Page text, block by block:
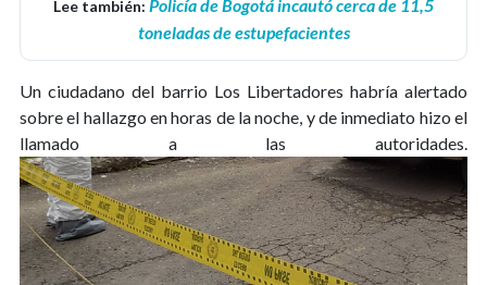
Lee también: Policía de Bogotá incautó cerca de 11,5
toneladas de estupefacientes
Un ciudadano del barrio Los Libertadores habría alertado
sobre el hallazgo en horas de la noche, y de inmediato hizo el
llamado a las autoridades.